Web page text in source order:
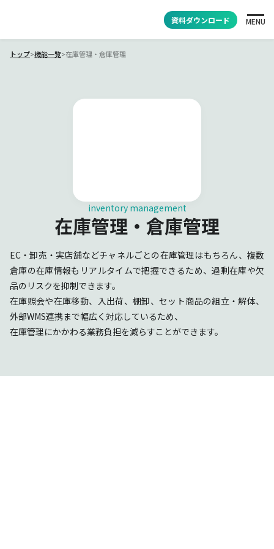
資料ダウンロード MENU
トップ>機能一覧>在庫管理・倉庫管理
inventory management
在庫管理・倉庫管理
EC・卸売・実店舗などチャネルごとの在庫管理はもちろん、複数
倉庫の在庫情報もリアルタイムで把握できるため、過剰在庫や欠
品のリスクを抑制できます。
在庫照会や在庫移動、入出荷、棚卸、セット商品の組立・解体、
外部WMS連携まで幅広く対応しているため、
在庫管理にかかわる業務負担を減らすことができます。